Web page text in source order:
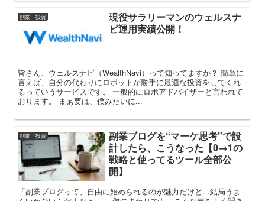
副業・投資
現役サラリーマンのウェルスナ
ビ運用実績公開！
皆さん、ウェルスナビ（WealthNavi）って知ってますか？ 簡単に
言えば、自分の代わりにロボットが勝手に最適な投資をしてくれ
るっていうサービスです。 一般的にロボアドバイザーと言われて
おります。 まぁ要は、僕みたいに...
副業・投資
副業ブログを“マーケ思考”で設
計したら、こうなった【0→1の
戦略と使ってるツール全部公
開】
「副業ブログって、自由に始められるのが魅力だけど…結局うま